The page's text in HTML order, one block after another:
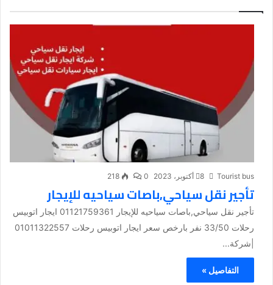
Tourist bus 8 أكتوبر، 2023 0
218
تأجير نقل سياحي,باصات سياحيه للإيجار
تأجير نقل سياحي,باصات سياحيه للإيجار 01121759361 ايجار اتوبيس
رحلات 33/50 نفر بارخص سعر ايجار اتوبيس رحلات 01011322557
|شركة...
التفاصيل »